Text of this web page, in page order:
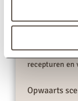
stevig in trek
hoog plateau,
van begin
spreiden,
recepturen en
Opwaarts